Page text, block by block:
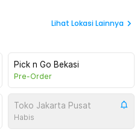
Lihat Lokasi Lainnya
Pick n Go Bekasi
Pre-Order
Toko Jakarta Pusat
Habis